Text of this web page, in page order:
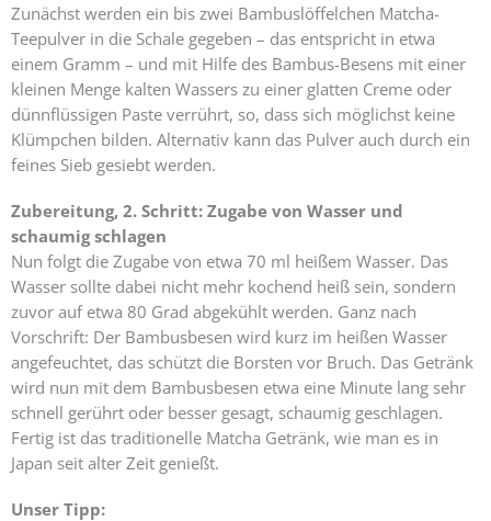
Zunächst werden ein bis zwei Bambuslöffelchen Matcha-
Teepulver in die Schale gegeben – das entspricht in etwa
einem Gramm – und mit Hilfe des Bambus-Besens mit einer
kleinen Menge kalten Wassers zu einer glatten Creme oder
dünnflüssigen Paste verrührt, so, dass sich möglichst keine
Klümpchen bilden. Alternativ kann das Pulver auch durch ein
feines Sieb gesiebt werden.
Zubereitung, 2. Schritt: Zugabe von Wasser und
schaumig schlagen
Nun folgt die Zugabe von etwa 70 ml heißem Wasser. Das
Wasser sollte dabei nicht mehr kochend heiß sein, sondern
zuvor auf etwa 80 Grad abgekühlt werden. Ganz nach
Vorschrift: Der Bambusbesen wird kurz im heißen Wasser
angefeuchtet, das schützt die Borsten vor Bruch. Das Getränk
wird nun mit dem Bambusbesen etwa eine Minute lang sehr
schnell gerührt oder besser gesagt, schaumig geschlagen.
Fertig ist das traditionelle Matcha Getränk, wie man es in
Japan seit alter Zeit genießt.
Unser Tipp: